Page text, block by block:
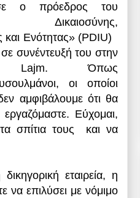
ο πρόεδρος του
Δικαιοσύνης,
Ενότητας» (PDIU)
συνέντευξή του στην
Lajm. Όπως
οι οποίοι
αμφιβάλουμε ότι θα
Εύχομαι,
σπίτια τους και να
εταιρεία, η
να επιλύσει με νόμιμο